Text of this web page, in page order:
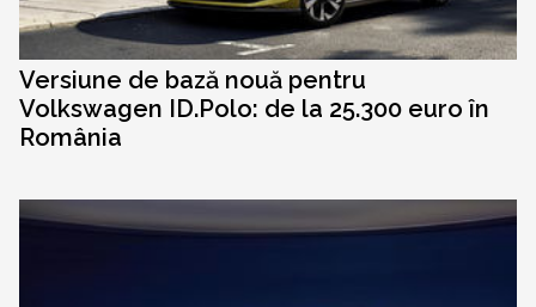
Versiune de bază nouă pentru
Volkswagen ID.Polo: de la 25.300 euro în
România